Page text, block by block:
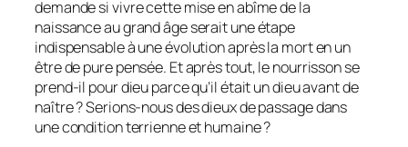
demande si vivre cette mise en abîme de la
naissance au grand âge serait une étape
indispensable à une évolution après la mort en un
être de pure pensée. Et après tout, le nourrisson se
prend-il pour dieu parce qu’il était un dieu avant de
naître ? Serions-nous des dieux de passage dans
une condition terrienne et humaine ?